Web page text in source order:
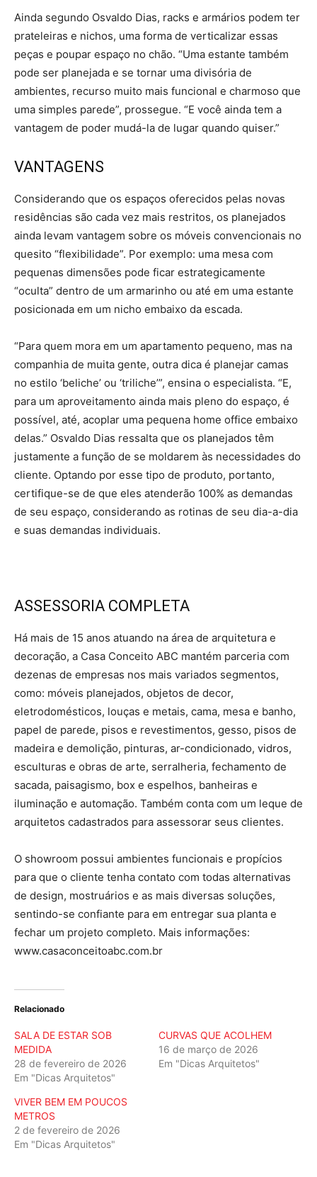
Ainda segundo Osvaldo Dias, racks e armários podem ter
prateleiras e nichos, uma forma de verticalizar essas
peças e poupar espaço no chão. “Uma estante também
pode ser planejada e se tornar uma divisória de
ambientes, recurso muito mais funcional e charmoso que
uma simples parede”, prossegue. “E você ainda tem a
vantagem de poder mudá-la de lugar quando quiser.”
VANTAGENS
Considerando que os espaços oferecidos pelas novas
residências são cada vez mais restritos, os planejados
ainda levam vantagem sobre os móveis convencionais no
quesito “flexibilidade”. Por exemplo: uma mesa com
pequenas dimensões pode ficar estrategicamente
“oculta” dentro de um armarinho ou até em uma estante
posicionada em um nicho embaixo da escada.
“Para quem mora em um apartamento pequeno, mas na
companhia de muita gente, outra dica é planejar camas
no estilo ‘beliche’ ou ‘triliche’”, ensina o especialista. “E,
para um aproveitamento ainda mais pleno do espaço, é
possível, até, acoplar uma pequena home office embaixo
delas.” Osvaldo Dias ressalta que os planejados têm
justamente a função de se moldarem às necessidades do
cliente. Optando por esse tipo de produto, portanto,
certifique-se de que eles atenderão 100% as demandas
de seu espaço, considerando as rotinas de seu dia-a-dia
e suas demandas individuais.
ASSESSORIA COMPLETA
Há mais de 15 anos atuando na área de arquitetura e
decoração, a Casa Conceito ABC mantém parceria com
dezenas de empresas nos mais variados segmentos,
como: móveis planejados, objetos de decor,
eletrodomésticos, louças e metais, cama, mesa e banho,
papel de parede, pisos e revestimentos, gesso, pisos de
madeira e demolição, pinturas, ar-condicionado, vidros,
esculturas e obras de arte, serralheria, fechamento de
sacada, paisagismo, box e espelhos, banheiras e
iluminação e automação. Também conta com um leque de
arquitetos cadastrados para assessorar seus clientes.
O showroom possui ambientes funcionais e propícios
para que o cliente tenha contato com todas alternativas
de design, mostruários e as mais diversas soluções,
sentindo-se confiante para em entregar sua planta e
fechar um projeto completo. Mais informações:
www.casaconceitoabc.com.br
Relacionado
SALA DE ESTAR SOB
MEDIDA
28 de fevereiro de 2026
Em "Dicas Arquitetos"
CURVAS QUE ACOLHEM
16 de março de 2026
Em "Dicas Arquitetos"
VIVER BEM EM POUCOS
METROS
2 de fevereiro de 2026
Em "Dicas Arquitetos"